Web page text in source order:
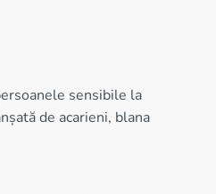
sensibile la
de acarieni, blana